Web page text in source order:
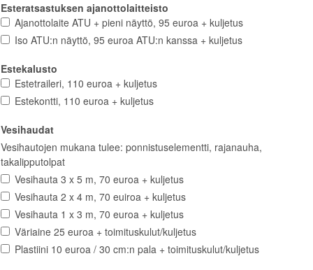
Esteratsastuksen ajanottolaitteisto
Ajanottolaite ATU + pieni näyttö, 95 euroa + kuljetus
Iso ATU:n näyttö, 95 euroa ATU:n kanssa + kuljetus
Estekalusto
Estetraileri, 110 euroa + kuljetus
Estekontti, 110 euroa + kuljetus
Vesihaudat
Vesihautojen mukana tulee: ponnistuselementti, rajanauha,
takalipputolpat
Vesihauta 3 x 5 m, 70 euroa + kuljetus
Vesihauta 2 x 4 m, 70 euiroa + kuljetus
Vesihauta 1 x 3 m, 70 euroa + kuljetus
Väriaine 25 euroa + toimituskulut/kuljetus
Plastiini 10 euroa / 30 cm:n pala + toimituskulut/kuljetus